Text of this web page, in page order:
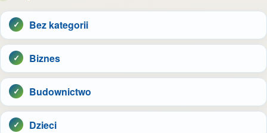
Bez kategorii
Biznes
Budownictwo
Dzieci